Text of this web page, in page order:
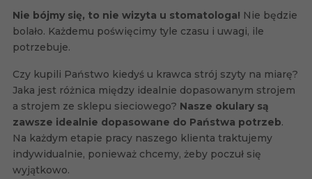
Nie bójmy się, to nie wizyta u stomatologa! Nie będzie
bolało. Każdemu poświęcimy tyle czasu i uwagi, ile
potrzebuje.
Czy kupili Państwo kiedyś u krawca strój szyty na miarę?
Jaka jest różnica między idealnie dopasowanym strojem
a strojem ze sklepu sieciowego? Nasze okulary są
zawsze idealnie dopasowane do Państwa potrzeb.
Na każdym etapie pracy naszego klienta traktujemy
indywidualnie, ponieważ chcemy, żeby poczuł się
wyjątkowo.